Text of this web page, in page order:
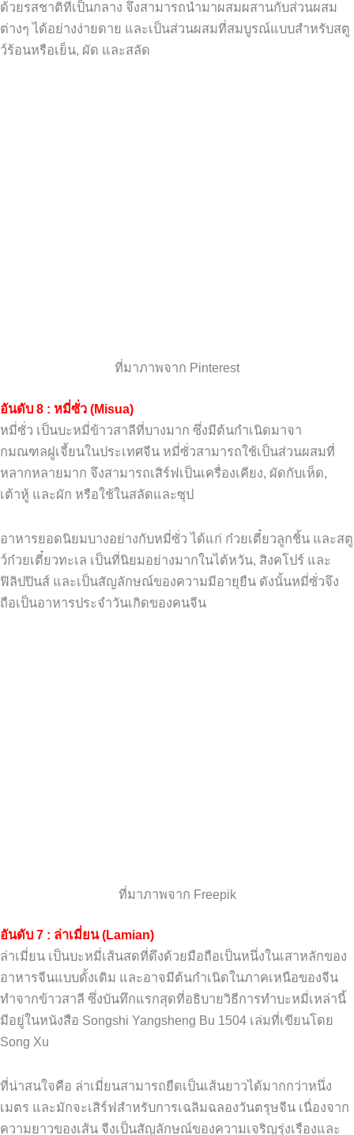
ด้วยรสชาติที่เป็นกลาง จึงสามารถนำมาผสมผสานกับส่วนผสม
ต่างๆ ได้อย่างง่ายดาย และเป็นส่วนผสมที่สมบูรณ์แบบสำหรับสตู
ว์ร้อนหรือเย็น, ผัด และสลัด
ที่มาภาพจาก Pinterest
อันดับ 8 : หมี่ซั่ว (Misua)
หมี่ซั่ว เป็นบะหมี่ข้าวสาลีที่บางมาก ซึ่งมีต้นกำเนิดมาจา
กมณฑลฝูเจี้ยนในประเทศจีน หมี่ซั่วสามารถใช้เป็นส่วนผสมที่
หลากหลายมาก จึงสามารถเสิร์ฟเป็นเครื่องเคียง, ผัดกับเห็ด,
เต้าหู้ และผัก หรือใช้ในสลัดและซุป
อาหารยอดนิยมบางอย่างกับหมี่ซั่ว ได้แก่ ก๋วยเตี๋ยวลูกชิ้น และสตู
ว์ก๋วยเตี๋ยวทะเล เป็นที่นิยมอย่างมากในไต้หวัน, สิงคโปร์ และ
ฟิลิปปินส์ และเป็นสัญลักษณ์ของความมีอายุยืน ดังนั้นหมี่ซั่วจึง
ถือเป็นอาหารประจำวันเกิดของคนจีน
ที่มาภาพจาก Freepik
อันดับ 7 : ล่าเมี่ยน (Lamian)
ล่าเมี่ยน เป็นบะหมี่เส้นสดที่ดึงด้วยมือถือเป็นหนึ่งในเสาหลักของ
อาหารจีนแบบดั้งเดิม และอาจมีต้นกำเนิดในภาคเหนือของจีน
ทำจากข้าวสาลี ซึ่งบันทึกแรกสุดที่อธิบายวิธีการทำบะหมี่เหล่านี้
มีอยู่ในหนังสือ Songshi Yangsheng Bu 1504 เล่มที่เขียนโดย
Song Xu
ที่น่าสนใจคือ ล่าเมี่ยนสามารถยืดเป็นเส้นยาวได้มากกว่าหนึ่ง
เมตร และมักจะเสิร์ฟสำหรับการเฉลิมฉลองวันตรุษจีน เนื่องจาก
ความยาวของเส้น จีงเป็นสัญลักษณ์ของความเจริญรุ่งเรืองและ